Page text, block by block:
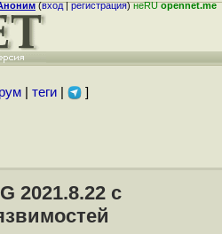
(вход|регистрация)неRUopennet.me
| теги| ]
2021.8.22 с